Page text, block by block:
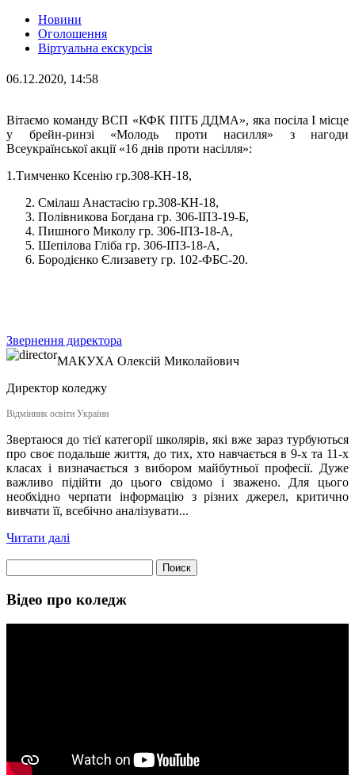
Новини
Оголошення
Віртуальна екскурсія
06.12.2020, 14:58
Вітаємо команду ВСП «КФК ПІТБ ДДМА», яка посіла І місце
у брейн-ринзі «Молодь проти насилля» з нагоди
Всеукраїнської акції «16 днів проти насілля»:
1.Тимченко Ксенію гр.308-КН-18,
Смілаш Анастасію гр.308-КН-18,
Полівникова Богдана гр. 306-ІПЗ-19-Б,
Пишного Миколу гр. 306-ІПЗ-18-А,
Шепілова Гліба гр. 306-ІПЗ-18-А,
Бородієнко Єлизавету гр. 102-ФБС-20.
Звернення директора
МАКУХА Олексій Миколайович
Директор коледжу
Відмінник освіти України
Звертаюся до тієї категорії школярів, які вже зараз турбуються
про своє подальше життя, до тих, хто навчається в 9-х та 11-х
класах і визначається з вибором майбутньої професії. Дуже
важливо підійти до цього свідомо і зважено. Для цього
необхідно черпати інформацію з різних джерел, критично
вивчати її, всебічно аналізувати...
Читати далі
Відео про коледж